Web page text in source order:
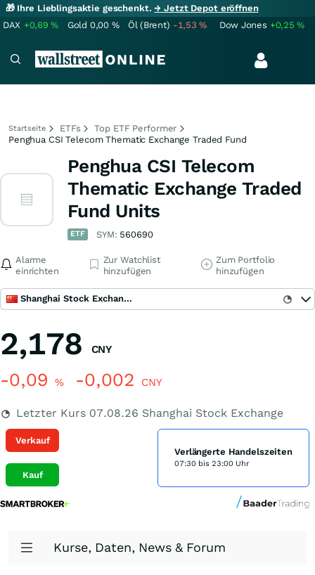
🎁 Ihre Lieblingsaktie geschenkt.→ Jetzt Depot eröffnen
DAX +0,69% Gold 0,00 % Öl (Brent) -1,53% Dow Jones +0,25%
Startseite ETFs
Top ETF Performer
Penghua CSI Telecom Thematic Exchange Traded Fund
Penghua CSI Telecom
Thematic Exchange Traded
Fund Units
ETF SYM: 560690
Alarme
einrichten
Zur Watchlist
hinzufügen
Zum Portfolio
hinzufügen
Shanghai Stock Exchange
2,178 CNY
-0,09 % -0,002 CNY
Letzter Kurs 07.08.26 Shanghai Stock Exchange
Verkauf
Kauf
Verlängerte Handelszeiten
07:30 bis 23:00 Uhr
Kurse, Daten, News & Forum